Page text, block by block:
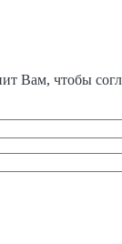
Вам, чтобы